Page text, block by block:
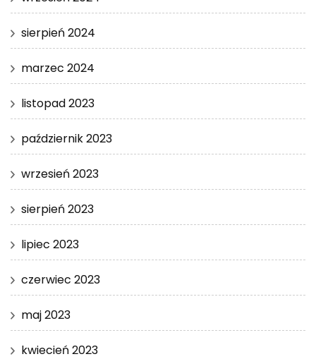
sierpień 2024
marzec 2024
listopad 2023
październik 2023
wrzesień 2023
sierpień 2023
lipiec 2023
czerwiec 2023
maj 2023
kwiecień 2023